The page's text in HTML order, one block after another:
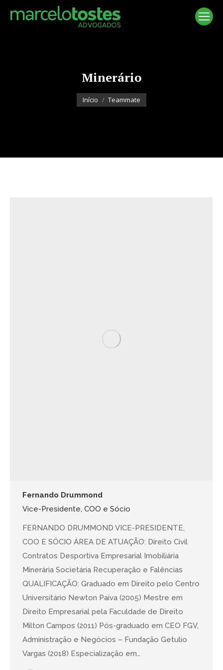
Minerário
Você está aqui:
Início Teammate
Fernando Drummond
Vice-Presidente, COO e Sócio
FERNANDO DRUMMOND VICE-PRESIDENTE,
COO E SÓCIO ÁREA DE ATUAÇÃO: Direito Civil
Contratos Desportiva Empresarial Imobiliária
Minerária Societária Recuperação e Falências
QUALIFICAÇÃO: Graduado em Direito pelo Centro
Universitário Newton Paiva (2005) Mestre em
Direito Empresarial pela Faculdade de Direito
Milton Campos (2011) Pós-graduado em CEO FGV,
Administração e Negócios – Fundação Getulio
Vargas (2018) Especialização em…